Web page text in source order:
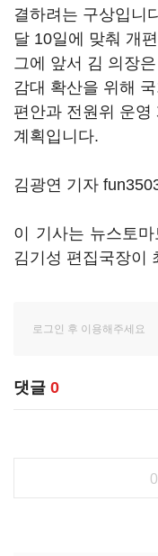
결하려는 구상입니
달 10일에 맞춰 개
그에 앞서 김 의장
감대 확산을 위해
편안과 전원위 운영
계획입니다.
김광연 기자
이 기사는 뉴스토
김기성 편집국장이
댓글 0